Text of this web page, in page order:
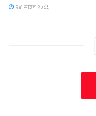
२४ साउन २०८३,